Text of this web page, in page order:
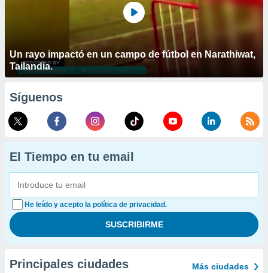
Un rayo impactó en un campo de fútbol en Narathiwat,
Tailandia.
Síguenos
El Tiempo en tu email
He leído y acepto la política de privacidad.
Principales ciudades Más ciudades